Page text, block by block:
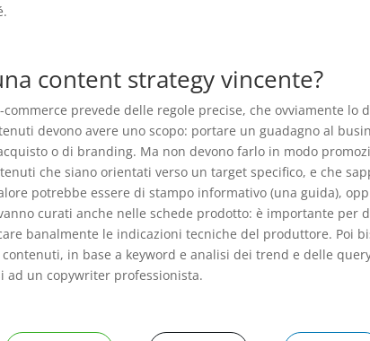
content strategy vincente?
prevede delle regole precise, che ovviamente lo
devono avere uno scopo: portare un guadagno al
o di branding. Ma non devono farlo in modo
che siano orientati verso un target specifico, e che
potrebbe essere di stampo informativo (una guida),
curati anche nelle schede prodotto: è importante per
banalmente le indicazioni tecniche del produttore. Poi
contenuti, in base a keyword e analisi dei trend e delle
ad un copywriter professionista.